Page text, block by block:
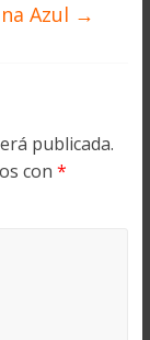
Azul →
publicada.
con *